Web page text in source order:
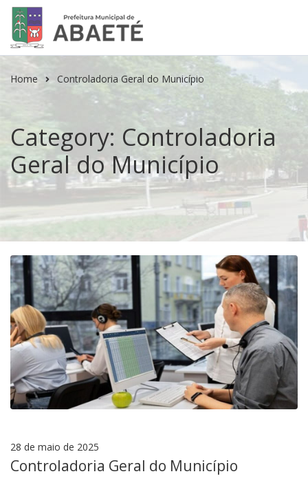
Home Controladoria Geral do Município
Category: Controladoria
Geral do Município
28 de maio de 2025
Controladoria Geral do Município